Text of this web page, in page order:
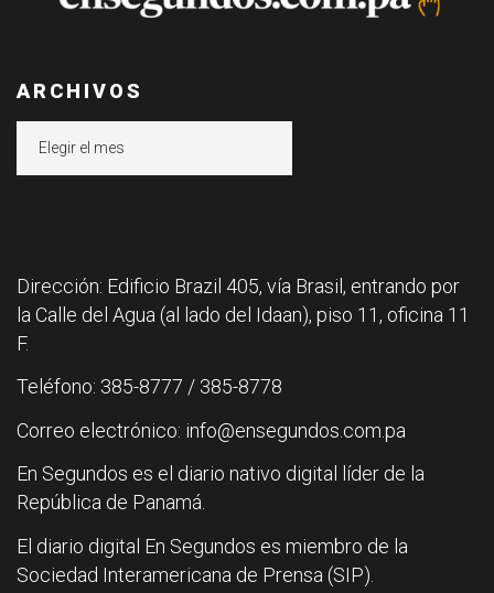
ARCHIVOS
Dirección: Edificio Brazil 405, vía Brasil, entrando por
la Calle del Agua (al lado del Idaan), piso 11, oficina 11
F.
Teléfono: 385-8777 / 385-8778
Correo electrónico: info@ensegundos.com.pa
En Segundos es el diario nativo digital líder de la
República de Panamá.
El diario digital En Segundos es miembro de la
Sociedad Interamericana de Prensa (SIP).